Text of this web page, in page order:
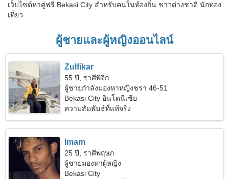
เว็บไซต์หาคู่ฟรี Bekasi City สำหรับคนในท้องถิ่น ชาวต่างชาติ นักท่อง
เที่ยว
ผู้ชายและผู้หญิงออนไลน์
Zulfikar
55 ปี, ราศีพิจิก
ผู้ชายกำลังมองหาหญิงชรา 46-51
Bekasi City อินโดนีเซีย
ความสัมพันธ์ที่แท้จริง
Imam
25 ปี, ราศีพฤษภ
ผู้ชายมองหาผู้หญิง
Bekasi City